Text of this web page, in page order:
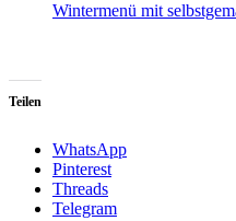
Wintermenü mit
Teilen
WhatsApp
Pinterest
Threads
Telegram